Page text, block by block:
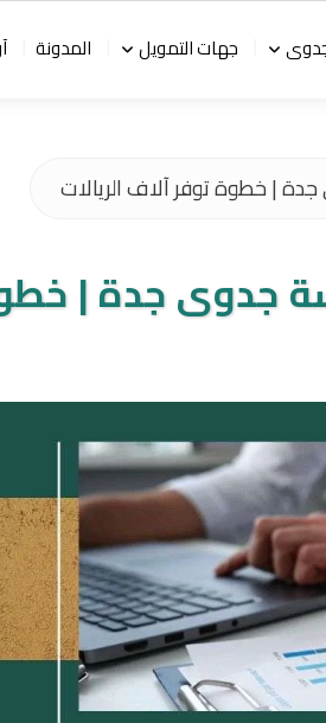
جهات التمويل المدونة
| خطوة توفر آلاف الريالات
جدوى جدة |